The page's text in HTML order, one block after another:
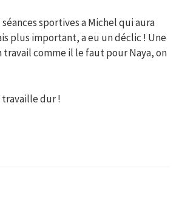
sportives a Michel qui aura
plus important, a eu un déclic ! Une
travail comme il le faut pour Naya, on
dur !